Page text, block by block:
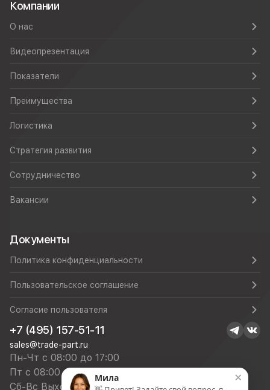
Компании
О нас
Видеопрезентация
Показатели
Преимущества
Логистика
Стратегия развития
Сотрудничество
Вакансии
Документы
Политика конфиденциальности
Пользовательское соглашение
Согласие пользователя
+7 (495) 157-51-11
sales@trade-part.ru
Пн-Чт с 08:00 до 17:00
Пт с 08:00 до 16:00
Сб-Вс Выходной
×
Мила